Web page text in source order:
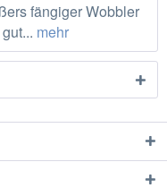
fängiger Wobbler
mehr